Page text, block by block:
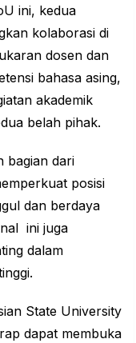
ini, kedua
kolaborasi di
dosen dan
bahasa asing,
akademik
belah pihak.
bagian dari
posisi
dan berdaya
ini juga
dalam
State University
dapat membuka